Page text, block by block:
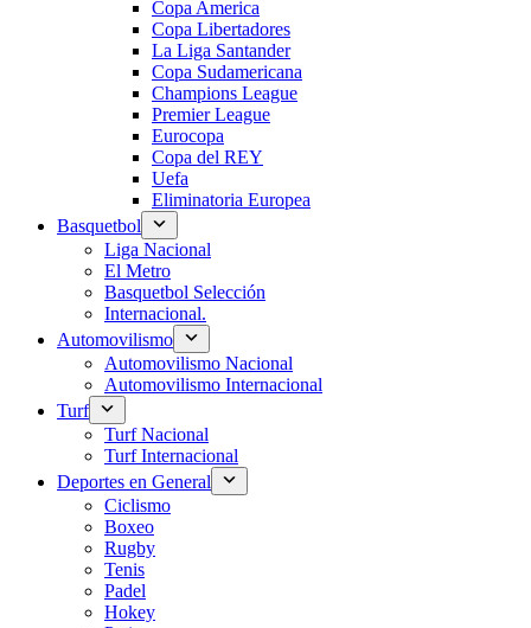
Copa America
Copa Libertadores
La Liga Santander
Copa Sudamericana
Champions League
Premier League
Eurocopa
Copa del REY
Uefa
Eliminatoria Europea
Basquetbol
Liga Nacional
El Metro
Basquetbol Selección
Internacional.
Automovilismo
Automovilismo Nacional
Automovilismo Internacional
Turf
Turf Nacional
Turf Internacional
Deportes en General
Ciclismo
Boxeo
Rugby
Tenis
Padel
Hokey